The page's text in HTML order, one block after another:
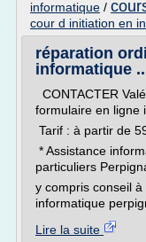
informatique /
cour d initiation en
réparation
informatique
CONTACTER
formulaire en ligne
Tarif : à partir de
* Assistance
particuliers
y compris conseil
informatique
Lire la suite